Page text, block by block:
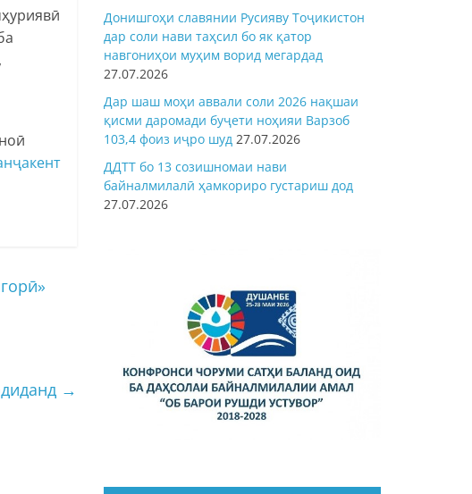
→
Донишгоҳи славянии Русияву Тоҷикистон
дар соли нави таҳсил бо як қатор
навгониҳои муҳим ворид мегардад
27.07.2026
Дар шаш моҳи аввали соли 2026 нақшаи
қисми даромади буҷети ноҳияи Варзоб
103,4 фоиз иҷро шуд 27.07.2026
ДДТТ бо 13 созишномаи нави
байналмилалӣ ҳамкориро густариш дод
27.07.2026